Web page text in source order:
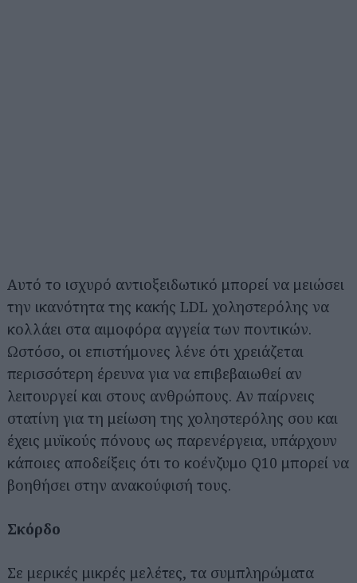
Αυτό το ισχυρό αντιοξειδωτικό μπορεί να μειώσει
την ικανότητα της κακής LDL χοληστερόλης να
κολλάει στα αιμοφόρα αγγεία των ποντικών.
Ωστόσο, οι επιστήμονες λένε ότι χρειάζεται
περισσότερη έρευνα για να επιβεβαιωθεί αν
λειτουργεί και στους ανθρώπους. Αν παίρνεις
στατίνη για τη μείωση της χοληστερόλης σου και
έχεις μυϊκούς πόνους ως παρενέργεια, υπάρχουν
κάποιες αποδείξεις ότι το κοένζυμο Q10 μπορεί να
βοηθήσει στην ανακούφισή τους.
Σκόρδο
Σε μερικές μικρές μελέτες, τα συμπληρώματα